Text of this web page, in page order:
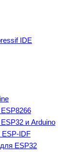
IDE
и Arduino
ESP-IDF
ESP32